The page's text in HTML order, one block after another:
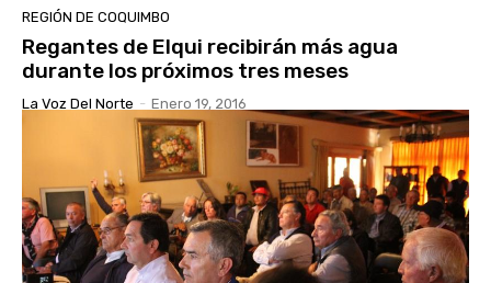
REGIÓN DE COQUIMBO
Regantes de Elqui recibirán más agua
durante los próximos tres meses
La Voz Del Norte - Enero 19, 2016